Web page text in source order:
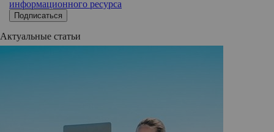
информационного ресурса
Подписаться
Актуальные статьи